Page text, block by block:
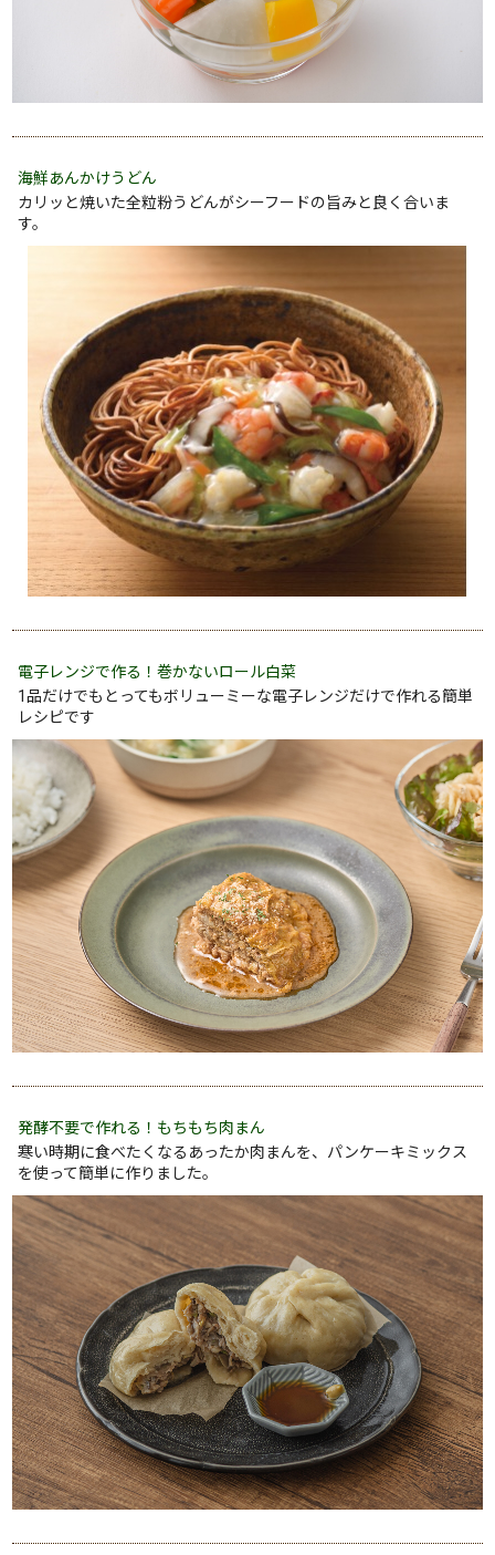
海鮮あんかけうどん
カリッと焼いた全粒粉うどんがシーフードの旨みと良く合いま
す。
電子レンジで作る！巻かないロール白菜
1品だけでもとってもボリューミーな電子レンジだけで作れる簡単
レシピです
発酵不要で作れる！もちもち肉まん
寒い時期に食べたくなるあったか肉まんを、パンケーキミックス
を使って簡単に作りました。